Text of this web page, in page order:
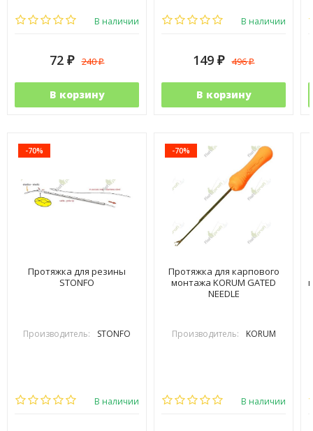
В наличии
72 ₽ 240₽
В корзину
В наличии
149 ₽ 496₽
В корзину
-70%
Протяжка для резины
STONFO
Производитель: STONFO
В наличии
-70%
Протяжка для карпового
монтажа KORUM GATED
NEEDLE
Производитель: KORUM
В наличии